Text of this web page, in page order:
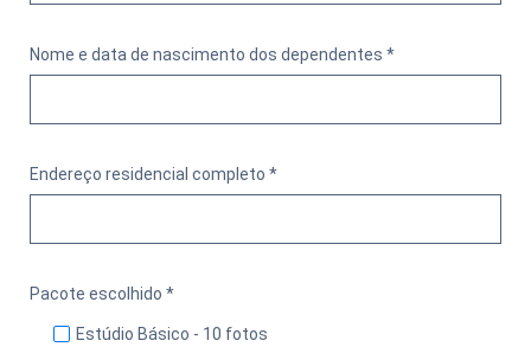
Nome e data de nascimento dos dependentes *
Endereço residencial completo *
Pacote escolhido *
Estúdio Básico - 10 fotos